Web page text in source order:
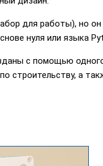
для работы), но он
нуля или языка
с помощью
строительству, а